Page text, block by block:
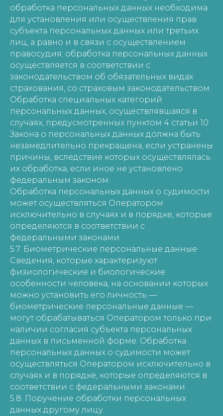
обработка персональных данных необходима
для установления или осуществления прав
субъекта персональных данных или третьих
лиц, а равно и в связи с осуществлением
правосудия; обработка персональных данных
осуществляется в соответствии с
законодательством об обязательных видах
страхования, со страховым законодательством.
Обработка специальных категорий
персональных данных, осуществлявшаяся в
случаях, предусмотренных пунктом 4 статьи 10
Закона о персональных данных должна быть
незамедлительно прекращена, если устранены
причины, вследствие которых осуществлялась
их обработка, если иное не установлено
федеральным законом.
Обработка персональных данных о судимости
может осуществляться Оператором
исключительно в случаях и в порядке, которые
определяются в соответствии с
федеральными законами.
5.7. Биометрические персональные данные
Сведения, которые характеризуют
физиологические и биологические
особенности человека, на основании которых
можно установить его личность —
биометрические персональные данные —
могут обрабатываться Оператором только при
наличии согласия субъекта персональных
данных в письменной форме. Обработка
персональных данных о судимости может
осуществляться Оператором исключительно в
случаях и в порядке, которые определяются в
соответствии с федеральными законами.
5.8. Поручение обработки персональных
данных другому лицу.